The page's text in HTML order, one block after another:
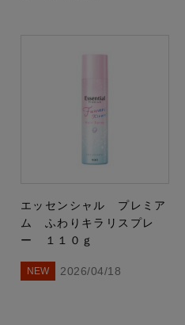
エッセンシャル プレミア
ム ふわりキラリスプレ
ー １１０ｇ
NEW 2026/04/18